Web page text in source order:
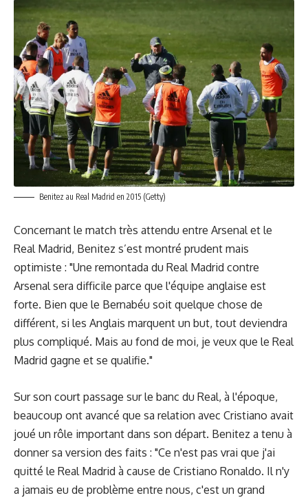
Benitez au Real Madrid en 2015 (Getty)
Concernant le match très attendu entre Arsenal et le
Real Madrid, Benitez s’est montré prudent mais
optimiste : "Une remontada du Real Madrid contre
Arsenal sera difficile parce que l'équipe anglaise est
forte. Bien que le Bernabéu soit quelque chose de
différent, si les Anglais marquent un but, tout deviendra
plus compliqué. Mais au fond de moi, je veux que le Real
Madrid gagne et se qualifie."
Sur son court passage sur le banc du Real, à l'époque,
beaucoup ont avancé que sa relation avec Cristiano avait
joué un rôle important dans son départ. Benitez a tenu à
donner sa version des faits : "Ce n'est pas vrai que j'ai
quitté le Real Madrid à cause de Cristiano Ronaldo. Il n'y
a jamais eu de problème entre nous, c'est un grand